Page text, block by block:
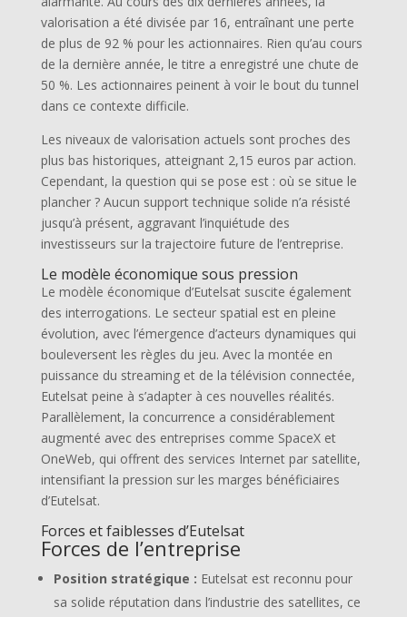
valorisation a été divisée par 16, entraînant une perte
de plus de 92 % pour les actionnaires. Rien qu’au cours
de la dernière année, le titre a enregistré une chute de
50 %. Les actionnaires peinent à voir le bout du tunnel
dans ce contexte difficile.
Les niveaux de valorisation actuels sont proches des
plus bas historiques, atteignant 2,15 euros par action.
Cependant, la question qui se pose est : où se situe le
plancher ? Aucun support technique solide n’a résisté
jusqu’à présent, aggravant l’inquiétude des
investisseurs sur la trajectoire future de l’entreprise.
Le modèle économique sous pression
Le modèle économique d’Eutelsat suscite également
des interrogations. Le secteur spatial est en pleine
évolution, avec l’émergence d’acteurs dynamiques qui
bouleversent les règles du jeu. Avec la montée en
puissance du streaming et de la télévision connectée,
Eutelsat peine à s’adapter à ces nouvelles réalités.
Parallèlement, la concurrence a considérablement
augmenté avec des entreprises comme SpaceX et
OneWeb, qui offrent des services Internet par satellite,
intensifiant la pression sur les marges bénéficiaires
d’Eutelsat.
Forces et faiblesses d’Eutelsat
Forces de l’entreprise
Position stratégique : Eutelsat est reconnu pour
sa solide réputation dans l’industrie des satellites, ce